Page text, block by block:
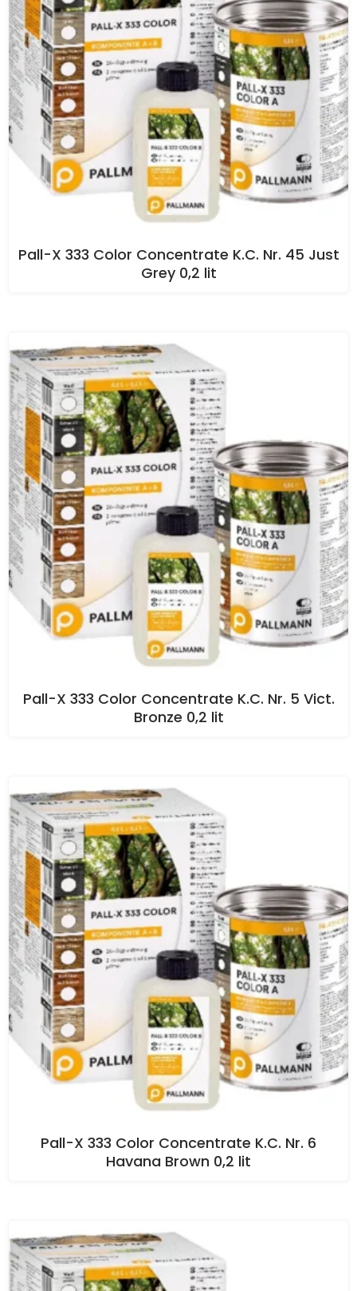
Pall-X 333 Color Concentrate K.C. Nr. 45 Just
Grey 0,2 lit
Pall-X 333 Color Concentrate K.C. Nr. 5 Vict.
Bronze 0,2 lit
Pall-X 333 Color Concentrate K.C. Nr. 6
Havana Brown 0,2 lit